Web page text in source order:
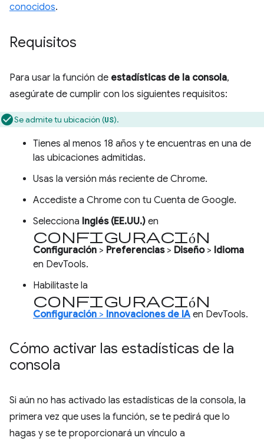
conocidos.
Requisitos
Para usar la función de estadísticas de la consola,
asegúrate de cumplir con los siguientes requisitos:
Se admite tu ubicación (US).
Tienes al menos 18 años y te encuentras en una de
las ubicaciones admitidas.
Usas la versión más reciente de Chrome.
Accediste a Chrome con tu Cuenta de Google.
Selecciona Inglés (EE.UU.) en
Configuración
Configuración > Preferencias> Diseño> Idioma
en DevTools.
Habilitaste la
configuración
Configuración > Innovaciones de IA en DevTools.
Cómo activar las estadísticas de la
consola
Si aún no has activado las estadísticas de la consola, la
primera vez que uses la función, se te pedirá que lo
hagas y se te proporcionará un vínculo a